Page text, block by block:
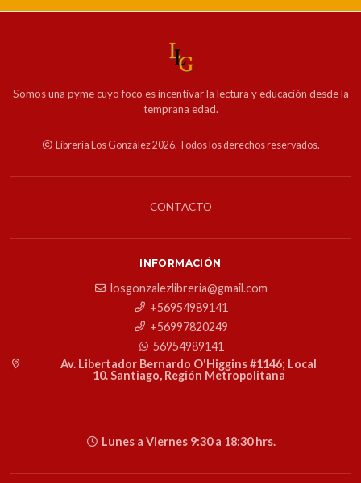
Somos una pyme cuyo foco es incentivar la lectura y educación desde la
temprana edad.
Librería Los González 2026. Todos los derechos reservados.
CONTACTO
INFORMACIÓN
losgonzalezlibreria@gmail.com
+56954989141
+56997820249
56954989141
Av. Libertador Bernardo O'Higgins #1146; Local
10. Santiago, Región Metropolitana
Lunes a Viernes 9:30 a 18:30 hrs.